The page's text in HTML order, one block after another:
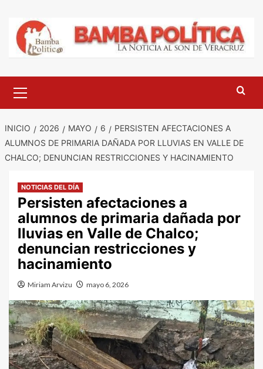
contenido
principal
INICIO 2026 MAYO 6
PERSISTEN AFECTACIONES A
ALUMNOS DE PRIMARIA DAÑADA POR LLUVIAS EN VALLE DE
CHALCO; DENUNCIAN RESTRICCIONES Y HACINAMIENTO
NOTICIAS DEL DÍA
Persisten afectaciones a
alumnos de primaria dañada por
lluvias en Valle de Chalco;
denuncian restricciones y
hacinamiento
Miriam Arvizu mayo 6, 2026